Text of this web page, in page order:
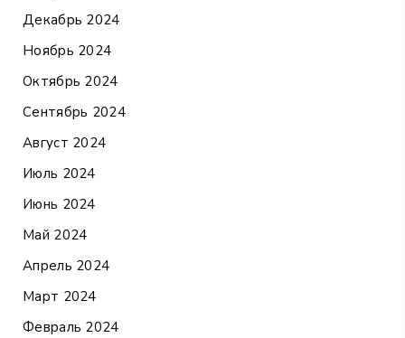
Декабрь 2024
Ноябрь 2024
Октябрь 2024
Сентябрь 2024
Август 2024
Июль 2024
Июнь 2024
Май 2024
Апрель 2024
Март 2024
Февраль 2024